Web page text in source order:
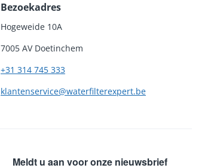
Bezoekadres
Hogeweide 10A
7005 AV Doetinchem
+31 314 745 333
klantenservice@waterfilterexpert.be
Meldt u aan voor onze nieuwsbrief